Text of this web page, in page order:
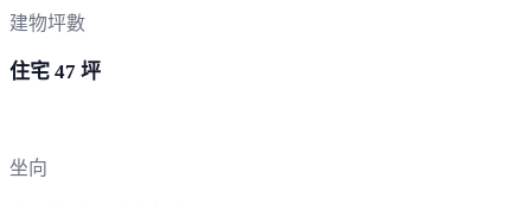
建物坪數
住宅 47 坪
坐向